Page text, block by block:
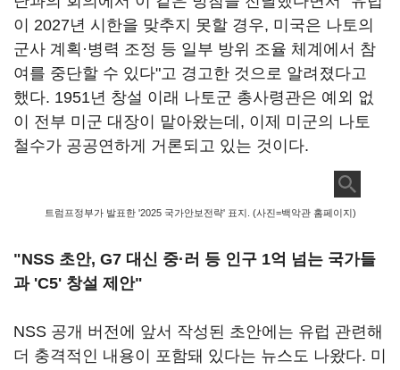
이 2027년 시한을 맞추지 못할 경우, 미국은 나토의
군사 계획·병력 조정 등 일부 방위 조율 체계에서 참
여를 중단할 수 있다"고 경고한 것으로 알려졌다고
했다. 1951년 창설 이래 나토군 총사령관은 예외 없
이 전부 미군 대장이 맡아왔는데, 이제 미군의 나토
철수가 공공연하게 거론되고 있는 것이다.
트럼프정부가 발표한 '2025 국가안보전략' 표지. (사진=백악관 홈페이지)
"NSS 초안, G7 대신 중·러 등 인구 1억 넘는 국가들
과 'C5' 창설 제안"
NSS 공개 버전에 앞서 작성된 초안에는 유럽 관련해
더 충격적인 내용이 포함돼 있다는 뉴스도 나왔다. 미